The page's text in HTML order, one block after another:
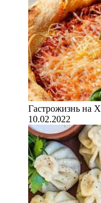
Гастрожизнь на
10.02.2022